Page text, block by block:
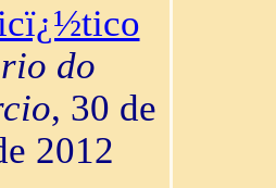
do
, 30 de
2012